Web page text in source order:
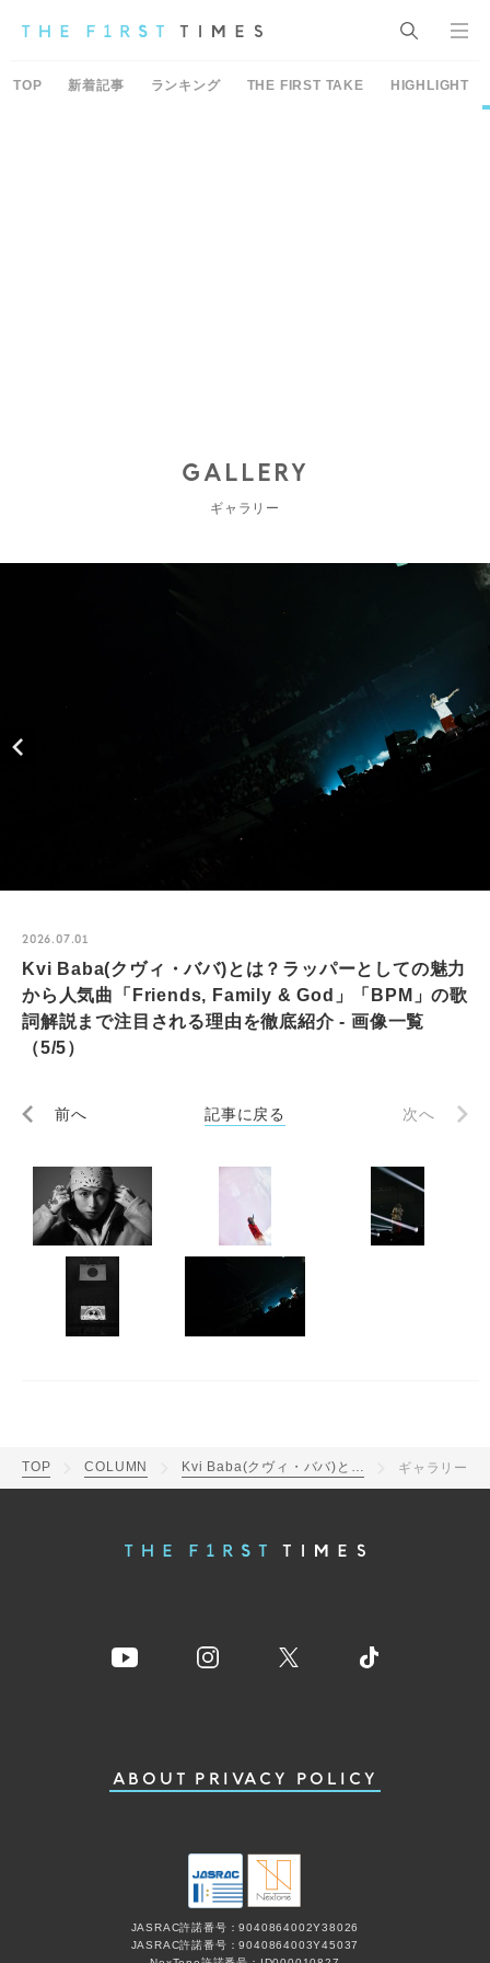
TOP 新着記事 ランキング THE FIRST TAKE HIGHLIGHT
GALLERY
ギャラリー
2026.07.01
Kvi Baba(クヴィ・ババ)とは？ラッパーとしての魅力
から人気曲「Friends, Family & God」「BPM」の歌
詞解説まで注目される理由を徹底紹介 - 画像一覧
（5/5）
前へ 記事に戻る 次へ
TOP COLUMN Kvi Baba(クヴィ・ババ)とは？ラッパーとしての魅力から人気曲「Friends, Family & God」「BPM」の歌詞解説まで注目される理由を徹底紹介 ギャラリー
ABOUT PRIVACY POLICY
JASRAC許諾番号：9040864002Y38026
JASRAC許諾番号：9040864003Y45037